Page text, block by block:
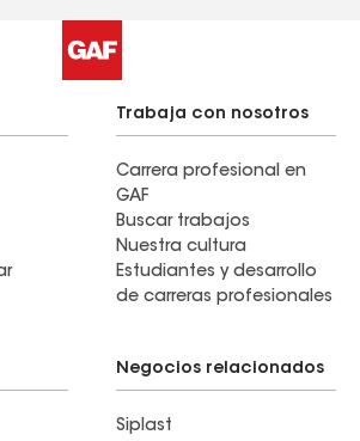
Trabaja con nosotros
Carrera profesional en
GAF
Buscar trabajos
Nuestra cultura
Estudiantes y desarrollo
de carreras profesionales
Negocios relacionados
Siplast